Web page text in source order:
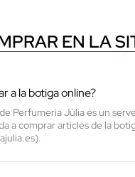
EN LA
a la botiga online?
Perfumeria Júlia és un
a comprar articles de la